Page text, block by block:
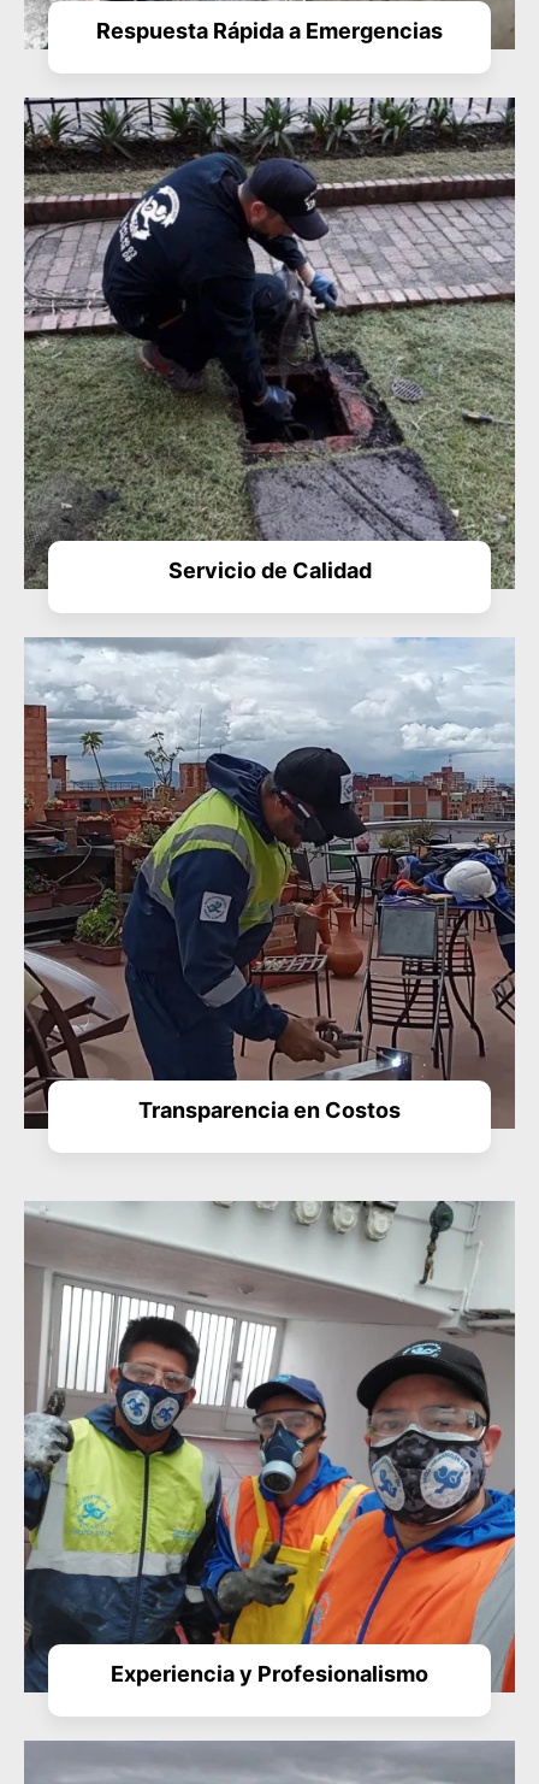
Respuesta Rápida a Emergencias
Servicio de Calidad
Transparencia en Costos
Experiencia y Profesionalismo